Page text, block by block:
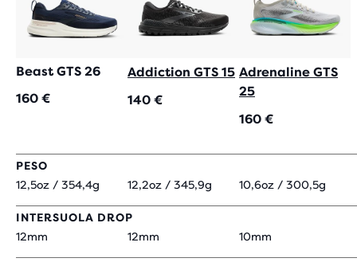
Beast GTS 26
160 €
Addiction GTS 15
140 €
Adrenaline GTS
25
160 €
PESO
12,5oz / 354,4g
12,2oz / 345,9g 10,6oz / 300,5g
INTERSUOLA DROP
12mm
12mm 10mm